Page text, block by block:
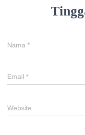
Nama *
Email *
Website